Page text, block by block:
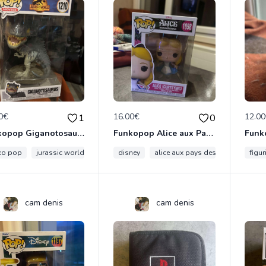
1
Funkopop Giganotosaurus Jumbo (10inch) 1 210
pop jurassic world giganotosaurus figurine collection
16.00€ 0
Funkopop Alice aux Pays des Merveilles : Alice 1058
disney alice aux pays des merveilles
cam denis cam denis